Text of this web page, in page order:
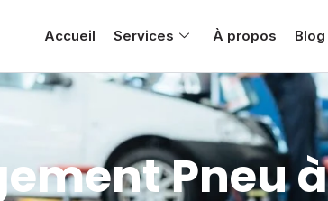
Accueil Services À propos Blog
Pneu